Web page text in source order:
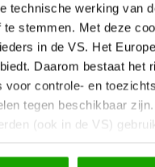
technische werking van
stemmen. Met deze
in de VS. Het
Daarom bestaat het
voor controle- en
tegen beschikbaar
(ook in de VS)